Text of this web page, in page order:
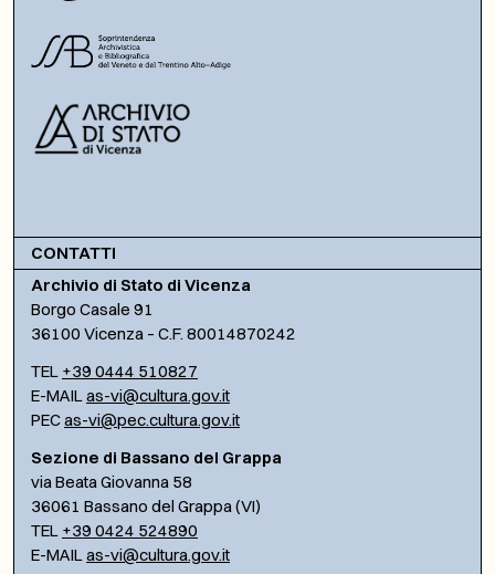
CONTATTI
Archivio di Stato di Vicenza
Borgo Casale 91
36100 Vicenza – C.F. 80014870242
TEL +39 0444 510827
E-MAILas-vi@cultura.gov.it
PECas-vi@pec.cultura.gov.it
Sezione di Bassano del Grappa
via Beata Giovanna 58
36061 Bassano del Grappa (VI)
TEL +39 0424 524890
E-MAILas-vi@cultura.gov.it